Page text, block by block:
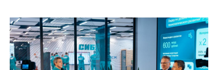
КОМУ ПРИНАДЛЕЖАТ
ТОРГОВЫЕ ЦЕНТРЫ
ТАТАРСТАНА
БЮДЖЕТ
ИНВЕСТИЦИИ
АГРОПРОМ
МАШИНОСТРОЕНИЕ
НЕФТЕХИМИЯ
НОВОСТИ АВТО
БИЗНЕС
НОВОСТИ БИЗНЕСА
ТЕХНОЛОГИИ